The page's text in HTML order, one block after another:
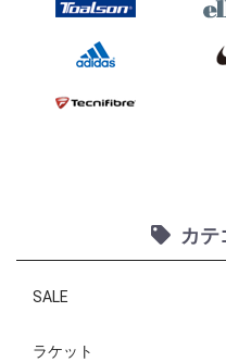
カテ
SALE
ラケット